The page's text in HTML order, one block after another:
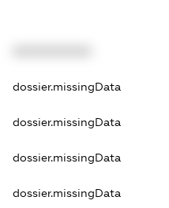
dossier.missingData
dossier.missingData
dossier.missingData
dossier.missingData